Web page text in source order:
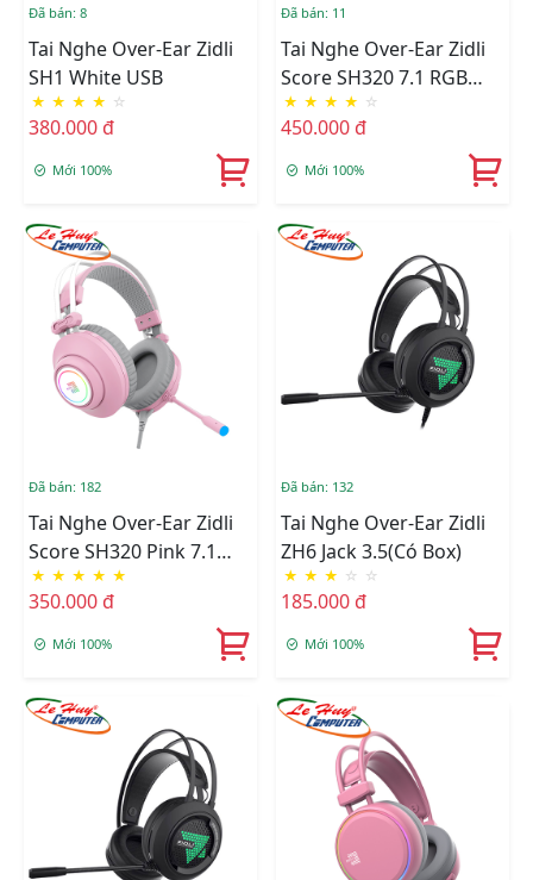
Đã bán: 8
Tai Nghe Over-Ear Zidli
SH1 White USB
★ ★ ★ ★ ☆
380.000 đ
Mới 100%
Đã bán: 11
Tai Nghe Over-Ear Zidli
Score SH320 7.1 RGB
USB (Đen/Xanh/Trắng)
★ ★ ★ ★ ☆
450.000 đ
Mới 100%
Đã bán: 182
Tai Nghe Over-Ear Zidli
Score SH320 Pink 7.1
RGB USB
★ ★ ★ ★ ★
350.000 đ
Mới 100%
Đã bán: 132
Tai Nghe Over-Ear Zidli
ZH6 Jack 3.5(Có Box)
★ ★ ★ ☆ ☆
185.000 đ
Mới 100%